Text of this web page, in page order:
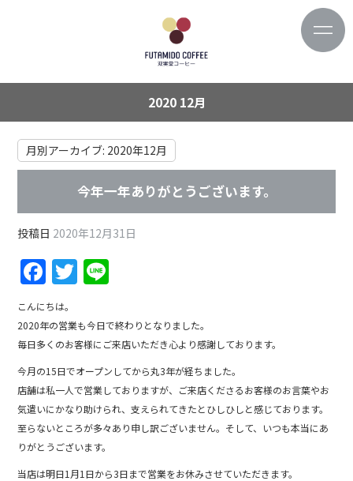
2020 12月
月別アーカイブ: 2020年12月
今年一年ありがとうございます。
投稿日 2020年12月31日
F
a
c
e
b
o
o
k
T
w
itt
er
e
こんにちは。
2020年の営業も今日で終わりとなりました。
毎日多くのお客様にご来店いただき心より感謝しております。
今月の15日でオープンしてから丸3年が経ちました。
店舗は私一人で営業しておりますが、ご来店くださるお客様のお言葉やお
気遣いにかなり助けられ、支えられてきたとひしひしと感じております。
至らないところが多々あり申し訳ございません。そして、いつも本当にあ
りがとうございます。
当店は明日1月1日から3日まで営業をお休みさせていただきます。